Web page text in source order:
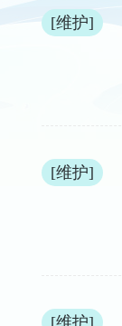
[维护]
[维护]
[维护]